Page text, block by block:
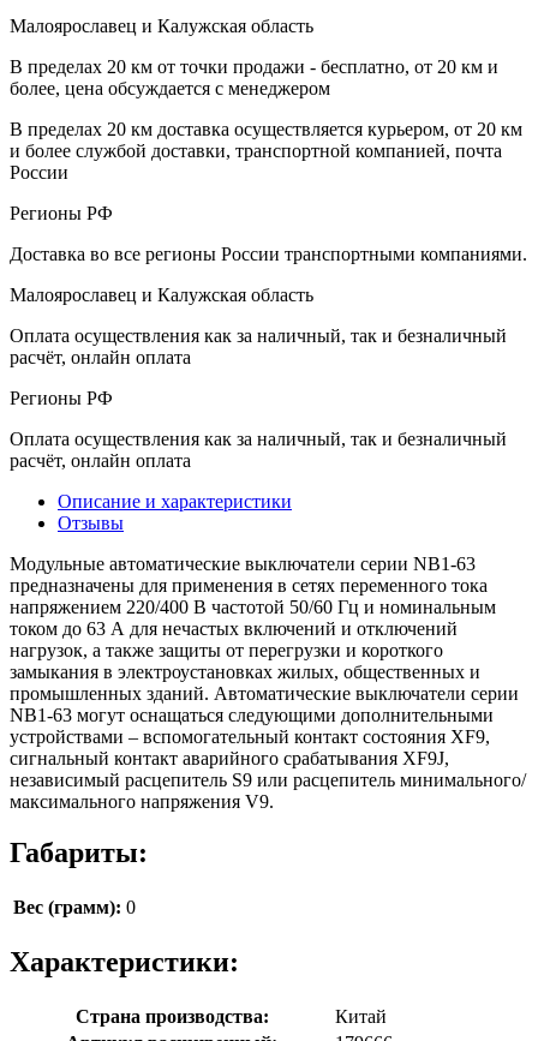
Малоярославец и Калужская область
В пределах 20 км от точки продажи - бесплатно, от 20 км и
более, цена обсуждается с менеджером
В пределах 20 км доставка осуществляется курьером, от 20 км
и более службой доставки, транспортной компанией, почта
России
Регионы РФ
Доставка во все регионы России транспортными компаниями.
Малоярославец и Калужская область
Оплата осуществления как за наличный, так и безналичный
расчёт, онлайн оплата
Регионы РФ
Оплата осуществления как за наличный, так и безналичный
расчёт, онлайн оплата
Описание и характеристики
Отзывы
Модульные автоматические выключатели серии NB1-63
предназначены для применения в сетях переменного тока
напряжением 220/400 В частотой 50/60 Гц и номинальным
током до 63 А для нечастых включений и отключений
нагрузок, а также защиты от перегрузки и короткого
замыкания в электроустановках жилых, общественных и
промышленных зданий. Автоматические выключатели серии
NB1-63 могут оснащаться следующими дополнительными
устройствами – вспомогательный контакт состояния XF9,
сигнальный контакт аварийного срабатывания XF9J,
независимый расцепитель S9 или расцепитель минимального/
максимального напряжения V9.
Габариты:
Вес (грамм): 0
Характеристики:
Страна производства:
Китай